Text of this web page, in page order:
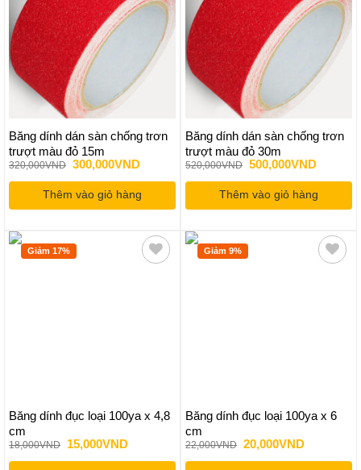
Băng dính dán sàn chống trơn
trượt màu đỏ 15m
320,000VND Giá
là:
320,000VND.
300,000VNDGiá
tại
là:
300,000VND.
Thêm vào giỏ hàng
Băng dính dán sàn chống trơn
trượt màu đỏ 30m
520,000VND Giá
là:
520,000VND.
500,000VNDGiá
tại
là:
Thêm vào giỏ hàng
Giảm 17%
Băng dính đục loại 100ya x 4,8
cm
18,000VND
Giá
gốc
là:
15,000VNDGiá
tại
Giảm 9%
Băng dính đục loại 100ya x 6
cm
22,000VND Giá
gốc
là:
20,000VNDGiá
tại